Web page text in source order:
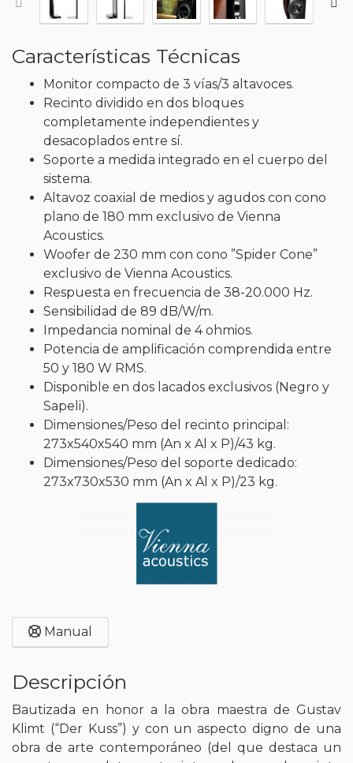
Características Técnicas
Monitor compacto de 3 vías/3 altavoces.
Recinto dividido en dos bloques
completamente independientes y
desacoplados entre sí.
Soporte a medida integrado en el cuerpo del
sistema.
Altavoz coaxial de medios y agudos con cono
plano de 180 mm exclusivo de Vienna
Acoustics.
Woofer de 230 mm con cono ”Spider Cone”
exclusivo de Vienna Acoustics.
Respuesta en frecuencia de 38-20.000 Hz.
Sensibilidad de 89 dB/W/m.
Impedancia nominal de 4 ohmios.
Potencia de amplificación comprendida entre
50 y 180 W RMS.
Disponible en dos lacados exclusivos (Negro y
Sapeli).
Dimensiones/Peso del recinto principal:
273x540x540 mm (An x Al x P)/43 kg.
Dimensiones/Peso del soporte dedicado:
273x730x530 mm (An x Al x P)/23 kg.
Manual
Descripción
Bautizada en honor a la obra maestra de Gustav
Klimt (“Der Kuss”) y con un aspecto digno de una
obra de arte contemporáneo (del que destaca un